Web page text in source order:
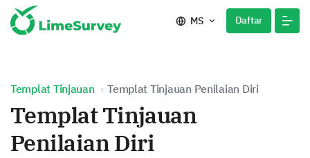
MS Daftar
Templat Tinjauan Templat Tinjauan Penilaian Diri
Templat Tinjauan
Penilaian Diri